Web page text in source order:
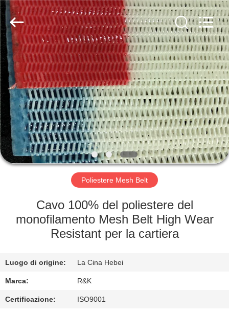
CASA
PRODOTTI
CIRCA
NOI
GIRO
FABBRICA
CONTROLLO
QUALITÀ
CONTATTICI
2026
Hebei
Reking
Wire
Mesh
Co.,Ltd.
Rights
Reserved.
Poliestere Mesh Belt
Cavo 100% del poliestere del
monofilamento Mesh Belt High Wear
Resistant per la cartiera
Luogo di origine: La Cina Hebei
Marca: R&K
Certificazione: ISO9001